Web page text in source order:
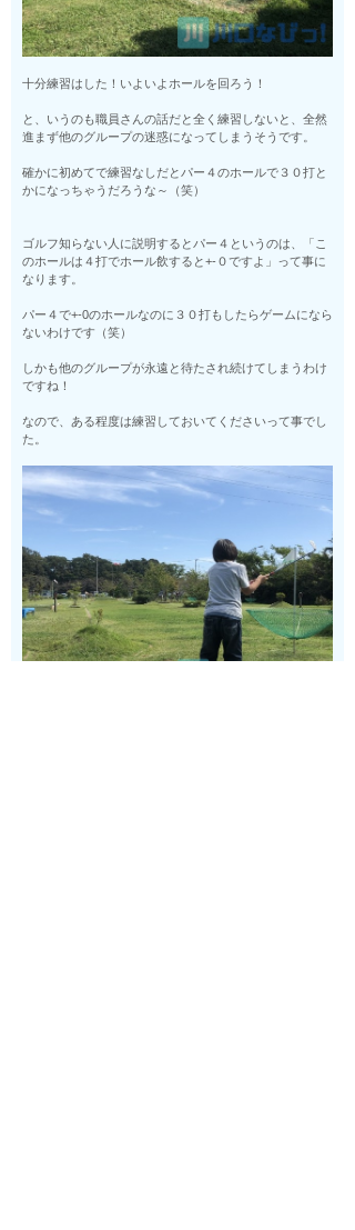
十分練習はした！いよいよホールを回ろう！
と、いうのも職員さんの話だと全く練習しないと、全然
進まず他のグループの迷惑になってしまうそうです。
確かに初めてで練習なしだとパー４のホールで３０打と
かになっちゃうだろうな～（笑）
ゴルフ知らない人に説明するとパー４というのは、「こ
のホールは４打でホール飲すると+-０ですよ」って事に
なります。
パー４で+-0のホールなのに３０打もしたらゲームになら
ないわけです（笑）
しかも他のグループが永遠と待たされ続けてしまうわけ
ですね！
なので、ある程度は練習しておいてくださいって事でし
た。